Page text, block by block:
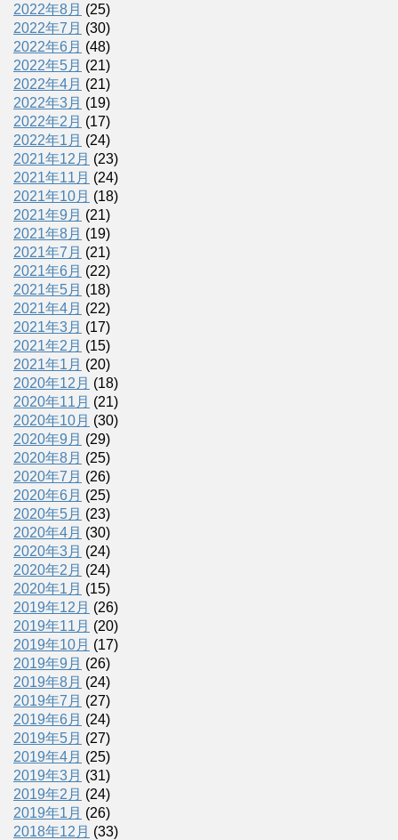
2022年8月 (25)
2022年7月 (30)
2022年6月 (48)
2022年5月 (21)
2022年4月 (21)
2022年3月 (19)
2022年2月 (17)
2022年1月 (24)
2021年12月 (23)
2021年11月 (24)
2021年10月 (18)
2021年9月 (21)
2021年8月 (19)
2021年7月 (21)
2021年6月 (22)
2021年5月 (18)
2021年4月 (22)
2021年3月 (17)
2021年2月 (15)
2021年1月 (20)
2020年12月 (18)
2020年11月 (21)
2020年10月 (30)
2020年9月 (29)
2020年8月 (25)
2020年7月 (26)
2020年6月 (25)
2020年5月 (23)
2020年4月 (30)
2020年3月 (24)
2020年2月 (24)
2020年1月 (15)
2019年12月 (26)
2019年11月 (20)
2019年10月 (17)
2019年9月 (26)
2019年8月 (24)
2019年7月 (27)
2019年6月 (24)
2019年5月 (27)
2019年4月 (25)
2019年3月 (31)
2019年2月 (24)
2019年1月 (26)
2018年12月 (33)